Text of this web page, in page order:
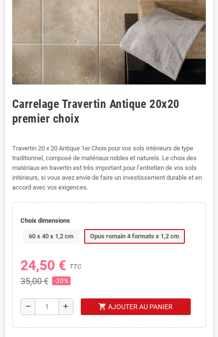
Carrelage Travertin Antique 20x20
premier choix
Travertin 20 x 20 Antique 1er Choix pour vos sols intérieurs de type
traditionnel, composé de matériaux nobles et naturels. Le choix des
matériaux en travertin est très important pour l’entretien de vos sols
intérieurs, si vous avez envie de faire un investissement durable et en
accord avec vos exigences.
Choix dimensions
60 x 40 x 1,2 cm Opus romain 4 formats x 1,2 cm
24,50 € TTC
35,00 € -30%
remove add shopping_cart AJOUTER AU PANIER